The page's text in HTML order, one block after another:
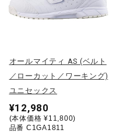
オールマイティ AS (ベルト
／ローカット／ワーキング)
ユニセックス
¥12,980
(本体価格 ¥11,800)
品番 C1GA1811